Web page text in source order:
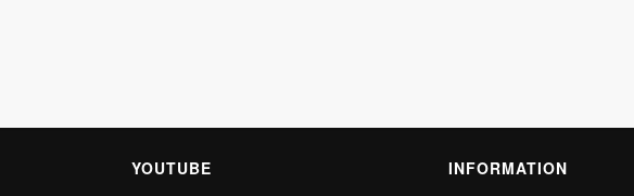
YOUTUBE INFORMATION